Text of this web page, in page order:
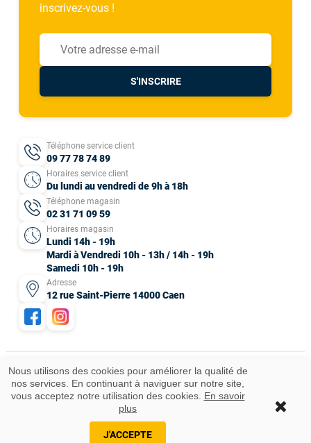
inscrivez-vous !
S'INSCRIRE
Téléphone service client
09 77 78 74 89
Horaires service client
Du lundi au vendredi de 9h à 18h
Téléphone magasin
02 31 71 09 59
Horaires magasin
Lundi 14h - 19h
Mardi à Vendredi 10h - 13h / 14h - 19h
Samedi 10h - 19h
Adresse
12 rue Saint-Pierre 14000 Caen
Nous utilisons des cookies pour améliorer la qualité de
nos services. En continuant à naviguer sur notre site,
vous acceptez notre utilisation des cookies. En savoir
plus
J'ACCEPTE
Mentions légales CGV Données personnelles